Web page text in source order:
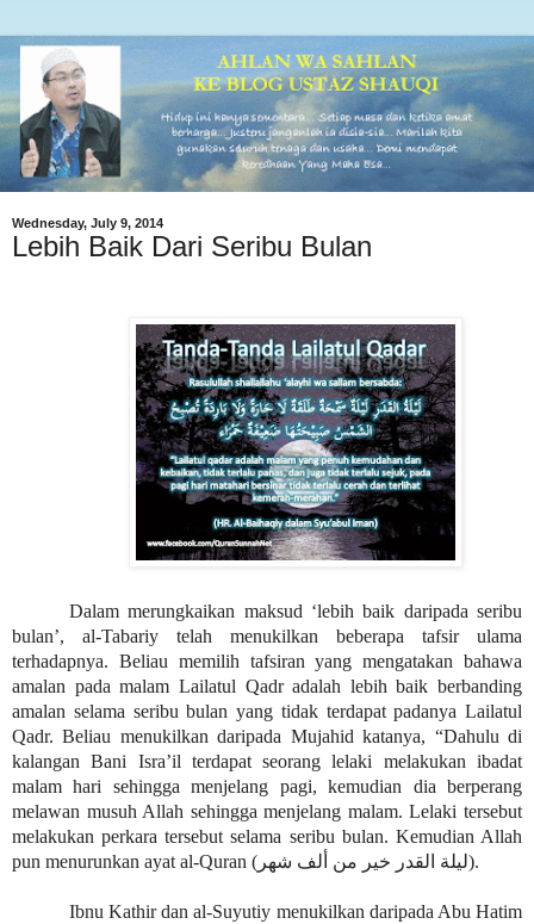
Wednesday, July 9, 2014
Lebih Baik Dari Seribu Bulan
Dalam merungkaikan maksud ‘lebih baik daripada seribu
bulan’, al-Tabariy telah menukilkan beberapa tafsir ulama
terhadapnya. Beliau memilih tafsiran yang mengatakan bahawa
amalan pada malam Lailatul Qadr adalah lebih baik berbanding
amalan selama seribu bulan yang tidak terdapat padanya Lailatul
Qadr. Beliau menukilkan daripada Mujahid katanya, “Dahulu di
kalangan Bani Isra’il terdapat seorang lelaki melakukan ibadat
malam hari sehingga menjelang pagi, kemudian dia berperang
melawan musuh Allah sehingga menjelang malam. Lelaki tersebut
melakukan perkara tersebut selama seribu bulan. Kemudian Allah
pun menurunkan ayat al-Quran ( ليلة القدر خير من ألف شهر).
Ibnu Kathir dan al-Suyutiy menukilkan daripada Abu Hatim